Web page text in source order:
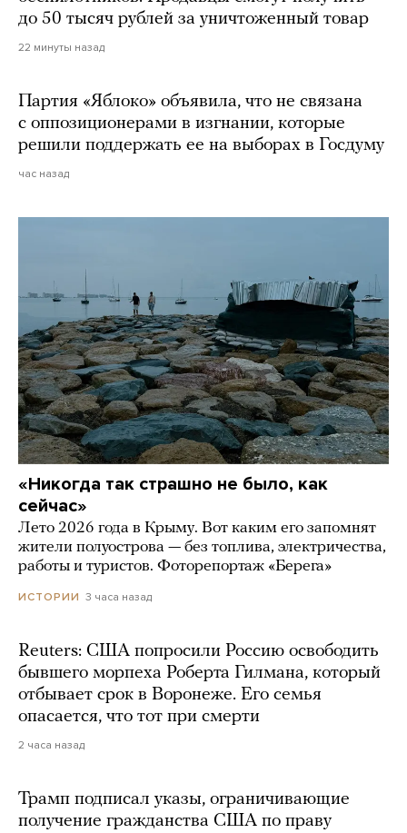
до 50 тысяч рублей за уничтоженный товар
22 минуты назад
Партия «Яблоко» объявила, что не связана
с оппозиционерами в изгнании, которые
решили поддержать ее на выборах в Госдуму
час назад
«Никогда так страшно не было, как
сейчас»
Лето 2026 года в Крыму. Вот каким его запомнят
жители полуострова — без топлива, электричества,
работы и туристов. Фоторепортаж «Берега»
ИСТОРИИ 3 часа назад
Reuters: США попросили Россию освободить
бывшего морпеха Роберта Гилмана, который
отбывает срок в Воронеже. Его семья
опасается, что тот при смерти
2 часа назад
Трамп подписал указы, ограничивающие
получение гражданства США по праву